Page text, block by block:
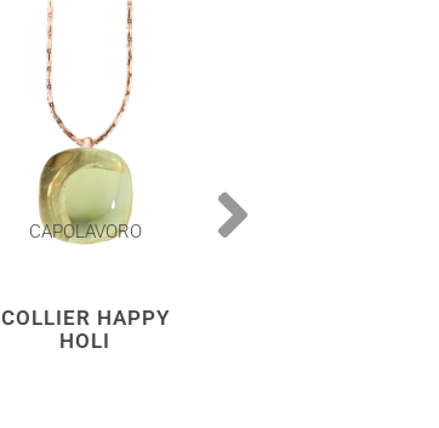
CAPOLAVORO
COLLIER HAPPY
HOLI